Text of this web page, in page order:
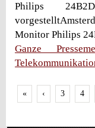
Philips
Monitor Philips
Ganze
« ‹ 3 4